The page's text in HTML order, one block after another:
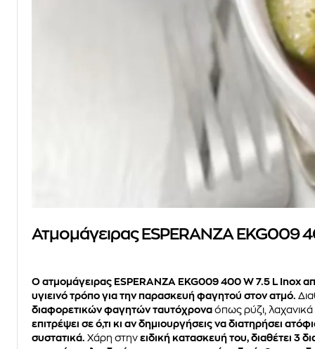
Ατμομάγειρας ESPERANZA EKG009
Ο ατμομάγειρας ESPERANZA EKG009 400 W 7.5 L Inox
υγιεινό τρόπο για την παρασκευή φαγητού στον ατμό.
διαφορετικών φαγητών ταυτόχρονα όπως ρύζι,
επιτρέψει σε ό,τι κι αν δημιουργήσεις να διατηρήσει
συστατικά. Χάρη στην ειδική κατασκευή του, διαθέτει 3